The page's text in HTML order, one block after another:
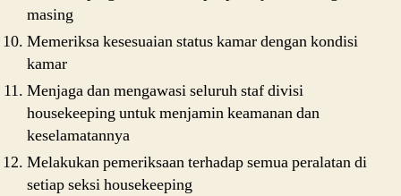
masing
Memeriksa kesesuaian status kamar dengan kondisi
kamar
Menjaga dan mengawasi seluruh staf divisi
housekeeping untuk menjamin keamanan dan
keselamatannya
Melakukan pemeriksaan terhadap semua peralatan di
setiap seksi housekeeping